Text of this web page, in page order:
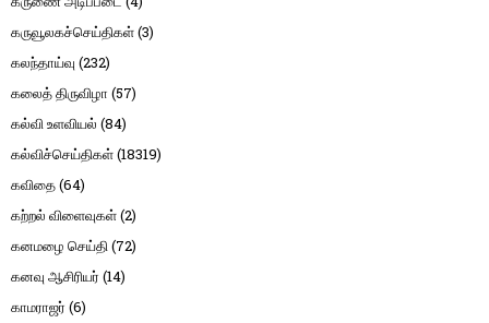
கருவூலகச்செய்திகள்(3)
கலந்தாய்வு (232)
கலைத் திருவிழா (57)
கல்வி உளவியல் (84)
கல்விச்செய்திகள்(18319)
கவிதை(64)
கற்றல் விளைவுகள்(2)
கனமழை செய்தி(72)
கனவு ஆசிரியர் (14)
காமராஜர் (6)